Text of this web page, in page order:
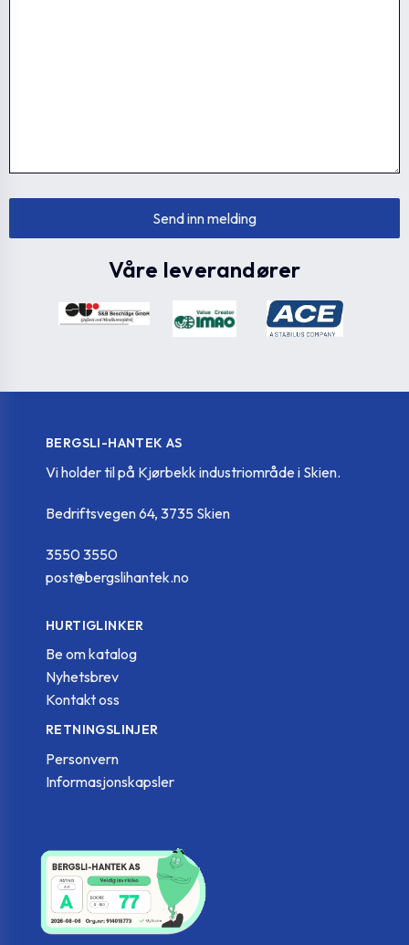
Våre leverandører
BERGSLI-HANTEK AS
Vi holder til på Kjørbekk industriområde i Skien.
Bedriftsvegen 64, 3735 Skien
3550 3550
post@bergslihantek.no
HURTIGLINKER
Be om katalog
Nyhetsbrev
Kontakt oss
RETNINGSLINJER
Personvern
Informasjonskapsler